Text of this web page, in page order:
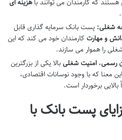
هستند که کارمندان می توانند باهزینه ای
شغلی: پست بانک سرمایه گذاری قابل
و مهارتکارمندان خود می کند که این
را هموار می سازند.
رسمی، امنیت شغلیبالا یکی از بزرگترین
معنا که با وجود نوسانات اقتصادی،
برخوردار است.
پست بانک با